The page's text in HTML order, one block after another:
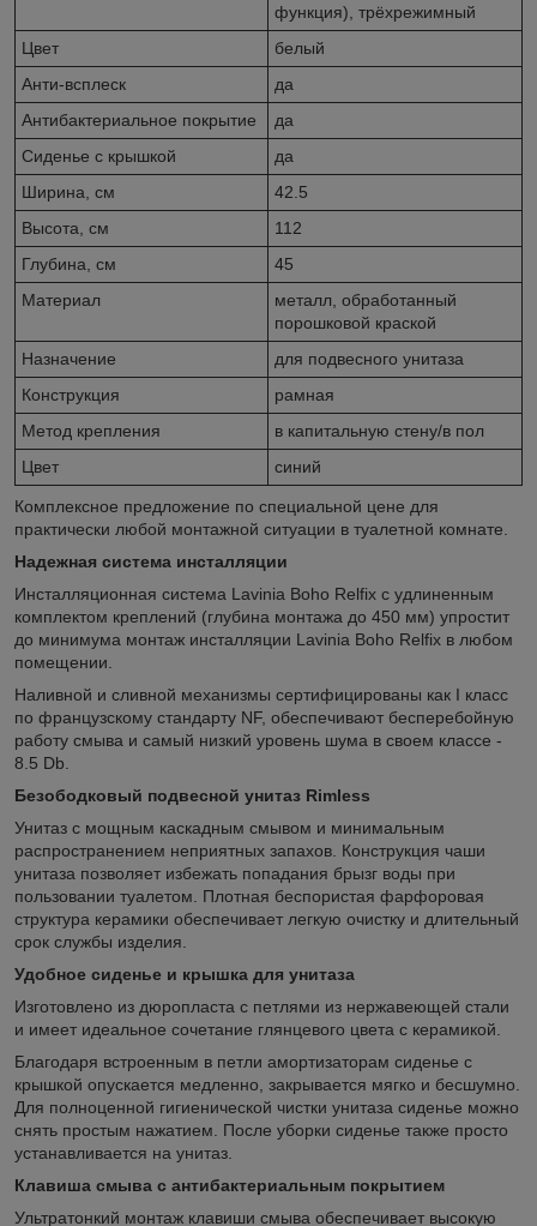
функция), трёхрежимный
Цвет
белый
Анти-всплеск
да
Антибактериальное покрытие
да
Сиденье c крышкой
да
Ширина, см
42.5
Высота, см
112
Глубина, см
45
Материал
металл, обработанный
порошковой краской
Назначение
для подвесного унитаза
Конструкция
рамная
Метод крепления
в капитальную стену/в пол
Цвет
синий
Комплексное предложение по специальной цене для
практически любой монтажной ситуации в туалетной комнате.
Надежная система инсталляции
Инсталляционная система Lavinia Boho Relfix c удлиненным
комплектом креплений (глубина монтажа до 450 мм) упростит
до минимума монтаж инсталляции Lavinia Boho Relfix в любом
помещении.
Наливной и сливной механизмы сертифицированы как I класс
по французскому стандарту NF, обеспечивают бесперебойную
работу смыва и самый низкий уровень шума в своем классе -
8.5 Db.
Безободковый подвесной унитаз Rimless
Унитаз с мощным каскадным смывом и минимальным
распространением неприятных запахов. Конструкция чаши
унитаза позволяет избежать попадания брызг воды при
пользовании туалетом. Плотная беспористая фарфоровая
структура керамики обеспечивает легкую очистку и длительный
срок службы изделия.
Удобное сиденье и крышка для унитаза
Изготовлено из дюропласта с петлями из нержавеющей стали
и имеет идеальное сочетание глянцевого цвета с керамикой.
Благодаря встроенным в петли амортизаторам сиденье с
крышкой опускается медленно, закрывается мягко и бесшумно.
Для полноценной гигиенической чистки унитаза сиденье можно
снять простым нажатием. После уборки сиденье также просто
устанавливается на унитаз.
Клавиша смыва с антибактериальным покрытием
Ультратонкий монтаж клавиши смыва обеспечивает высокую